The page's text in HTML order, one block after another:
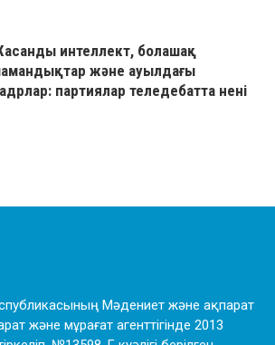
интеллект, болашақ
және ауылдағы
партиялар теледебатта нені
Мәдениет және ақпарат
және мұрағат агенттігінде 2013